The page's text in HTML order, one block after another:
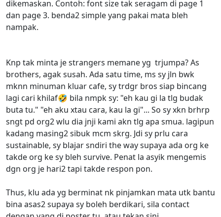
dikemaskan. Contoh: font size tak seragam di page 1
dan page 3. benda2 simple yang pakai mata bleh
nampak.
Knp tak minta je strangers memane yg trjumpa? As
brothers, agak susah. Ada satu time, ms sy jln bwk
mknn minuman kluar cafe, sy trdgr bros siap bincang
lagi cari khilaf🤣 bila nmpk sy: "eh kau gi la tlg budak
buta tu." "eh aku xtau cara, kau la gi"... So sy xkn brhrp
sngt pd org2 wlu dia jnji kami akn tlg apa smua. lagipun
kadang masing2 sibuk mcm skrg. Jdi sy prlu cara
sustainable, sy blajar sndiri the way supaya ada org ke
takde org ke sy bleh survive. Penat la asyik mengemis
dgn org je hari2 tapi takde respon pon.
Thus, klu ada yg berminat nk pinjamkan mata utk bantu
bina asas2 supaya sy boleh berdikari, sila contact